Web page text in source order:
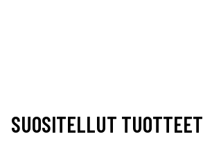
SUOSITELLUT TUOTTEET